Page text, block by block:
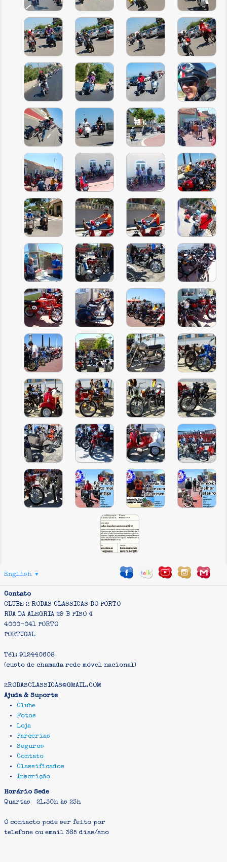
English ▼
Contato
CLUBE 2 RODAS CLASSICAS DO PORTO
RUA DA ALEGRIA 29 B PISO 4
4000-041 PORTO
PORTUGAL
Tél: 912440608
(custo de chamada rede móvel nacional)
2RODASCLASSICAS@GMAIL.COM
Ajuda & Suporte
Clube
Fotos
Loja
Parcerias
Seguros
Contato
Classificados
Inscrição
Horário Sede
Quartas 21.30h às 23h
O contacto pode ser feito por
telefone ou email 365 dias/ano